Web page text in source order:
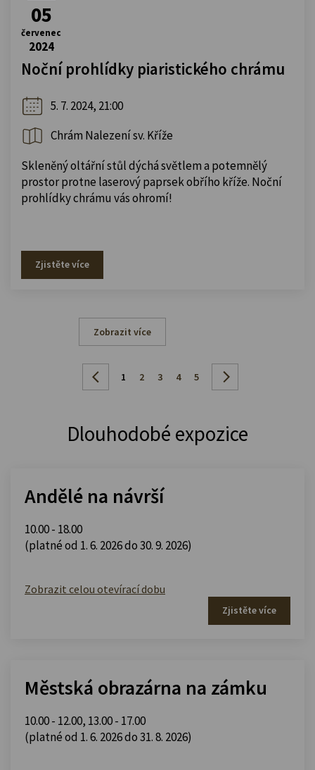
05
červenec
2024
Noční prohlídky piaristického chrámu
5. 7. 2024, 21:00
Chrám Nalezení sv. Kříže
Skleněný oltářní stůl dýchá světlem a potemnělý
prostor protne laserový paprsek obřího kříže. Noční
prohlídky chrámu vás ohromí!
Zjistěte více
Zobrazit více
1 2 3 4 5
Dlouhodobé expozice
Andělé na návrší
10.00 - 18.00
(platné od 1. 6. 2026 do 30. 9. 2026)
Zobrazit celou otevírací dobu
Zjistěte více
Městská obrazárna na zámku
10.00 - 12.00, 13.00 - 17.00
(platné od 1. 6. 2026 do 31. 8. 2026)